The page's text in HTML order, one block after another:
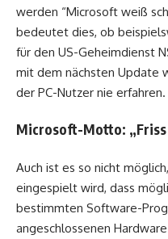
werden “Microsoft weiß
bedeutet dies, ob
für den US-Geheimdienst
mit dem nächsten Update
der PC-Nutzer nie erfahren.
Microsoft-Motto:
Auch ist es so nicht
eingespielt wird, dass
bestimmten Software-
angeschlossenen